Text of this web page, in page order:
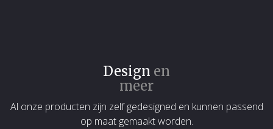
Design en
meer
Al onze producten zijn zelf gedesigned en kunnen passend
op maat gemaakt worden.